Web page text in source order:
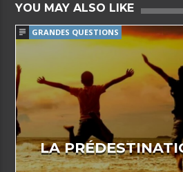
YOU MAY ALSO LIKE
GRANDES QUESTIONS
LA